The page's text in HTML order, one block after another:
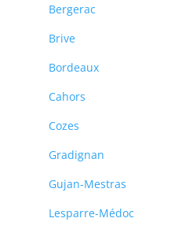
Bergerac
Brive
Bordeaux
Cahors
Cozes
Gradignan
Gujan-Mestras
Lesparre-Médoc